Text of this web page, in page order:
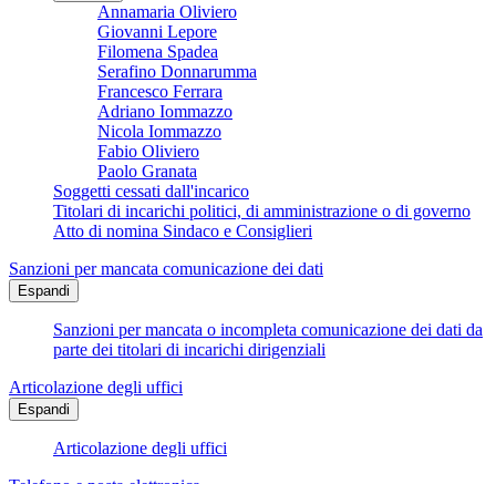
Annamaria Oliviero
Giovanni Lepore
Filomena Spadea
Serafino Donnarumma
Francesco Ferrara
Adriano Iommazzo
Nicola Iommazzo
Fabio Oliviero
Paolo Granata
Soggetti cessati dall'incarico
Titolari di incarichi politici, di amministrazione o di governo
Atto di nomina Sindaco e Consiglieri
Sanzioni per mancata comunicazione dei dati
Espandi
Sanzioni per mancata o incompleta comunicazione dei dati da
parte dei titolari di incarichi dirigenziali
Articolazione degli uffici
Espandi
Articolazione degli uffici